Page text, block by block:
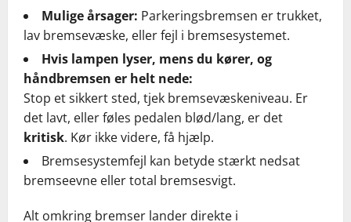
Mulige årsager: Parkeringsbremsen er trukket,
lav bremsevæske, eller fejl i bremsesystemet.
Hvis lampen lyser, mens du kører, og
håndbremsen er helt nede:
Stop et sikkert sted, tjek bremsevæskeniveau. Er
det lavt, eller føles pedalen blød/lang, er det
kritisk. Kør ikke videre, få hjælp.
Bremsesystemfejl kan betyde stærkt nedsat
bremseevne eller total bremsesvigt.
Alt omkring bremser lander direkte i